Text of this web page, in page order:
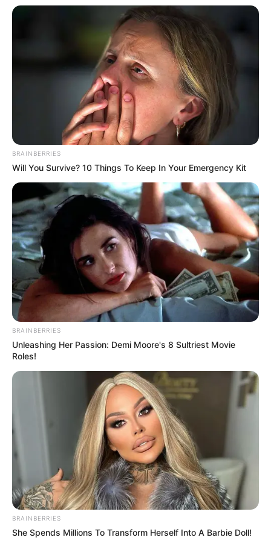
Ia sering membagikan tips trading yang tentunya sangat
bermanfaat bagi para pemula yang baru mulai menggeluti dunia
Baca juga: Biodata, Profil, dan Fakta Gema Vyandra
(foto: instagram/indrakenz)
Biodata & Profil
Nama Lengkap: Indra Kesuma
Nama Panggung: Indra Kenz
Nama Panggilan: Indra
Tempat, Tanggal Lahir: Rantauprapat, Sumatera Utara, 31 Mei
1996
BRAINBERRIES
Will You Survive? 10 Things To Keep In Your Emergency Kit
BRAINBERRIES
Unleashing Her Passion: Demi Moore's 8 Sultriest Movie
Roles!
BRAINBERRIES
She Spends Millions To Transform Herself Into A Barbie Doll!